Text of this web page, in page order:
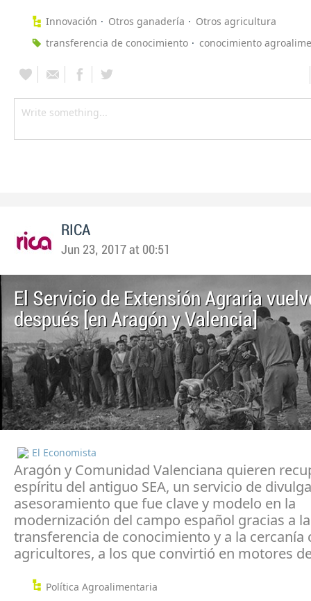
Innovación Otros ganadería
Otros agricultura
transferencia de conocimiento
conocimiento
RICA
Jun 23, 2017 at 00:51
El Servicio de Extensión Agraria
después [en Aragón y Valencia]
El Economista
Aragón y Comunidad Valenciana quieren
espíritu del antiguo SEA, un servicio de
asesoramiento que fue clave y modelo en la
modernización del campo español gracias a la
transferencia de conocimiento y a la cercanía
agricultores, a los que convirtió en motores
Política Agroalimentaria